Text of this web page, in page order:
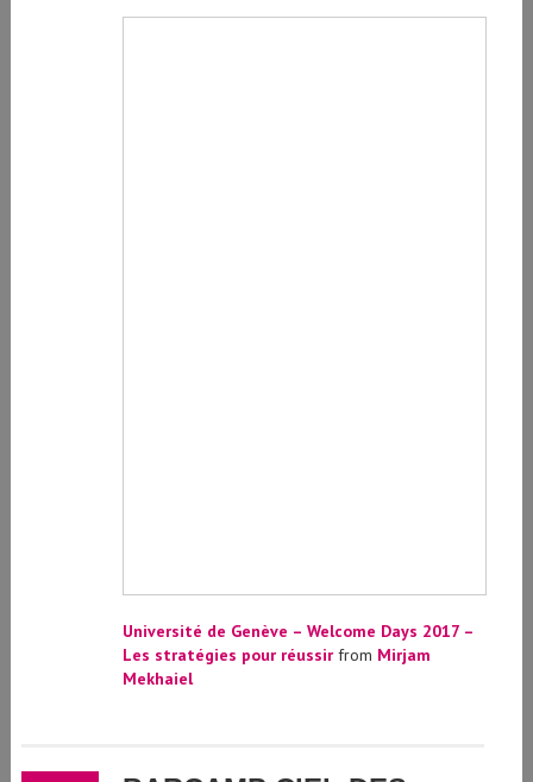
Université de Genève – Welcome Days 2017 –
Les stratégies pour réussir from Mirjam
Mekhaiel